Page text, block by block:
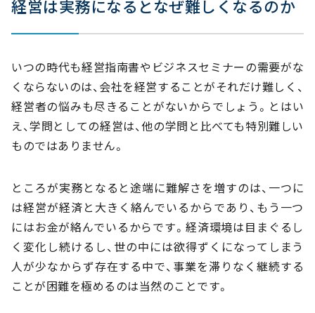
経営は実務になるとなぜ難しくなるのか
いつの時代も経営指南書やビジネスセミナーの需要がな
くならないのは、会社を経営することがそれだけ難しく、
経営者の悩みも尽きることがないからでしょう。とはい
え、学問としての経営は、他の学問と比べても特別難しい
ものではありません。
ところが実務となると途端に難解さを増すのは、一つに
は経営が経済と大きく絡んでいるからであり、もう一つ
にはお金が絡んでいるからです。経済環境は目まぐるし
く変化し続けるし、世の中には欲得ずくになってしまう
人が少なからず存在する中で、事業を滞りなく継続する
ことが困難を極めるのは当然のことです。